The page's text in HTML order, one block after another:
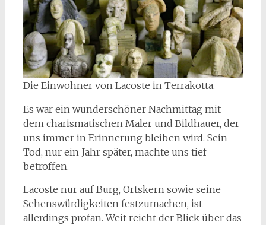
Die Einwohner von Lacoste in Terrakotta.
Es war ein wunderschöner Nachmittag mit
dem charismatischen Maler und Bildhauer, der
uns immer in Erinnerung bleiben wird. Sein
Tod, nur ein Jahr später, machte uns tief
betroffen.
Lacoste nur auf Burg, Ortskern sowie seine
Sehenswürdigkeiten festzumachen, ist
allerdings profan. Weit reicht der Blick über das